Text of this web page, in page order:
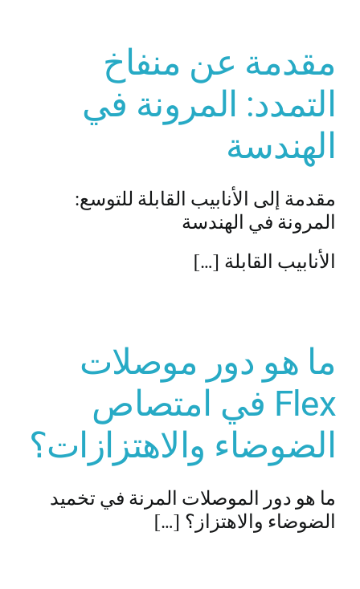
مقدمة عن منفاخ
التمدد: المرونة في
الهندسة
مقدمة إلى الأنابيب القابلة للتوسع:
المرونة في الهندسة
الأنابيب القابلة […]
ما هو دور موصلات
Flex في امتصاص
الضوضاء والاهتزازات؟
ما هو دور الموصلات المرنة في تخميد
الضوضاء والاهتزاز؟ […]